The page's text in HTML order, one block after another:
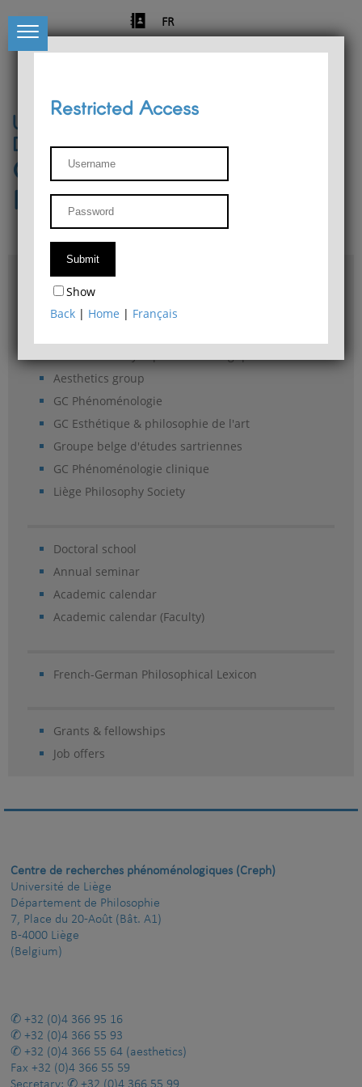
FR
University of Liège
Départment of Philosophy
Center for Phenomenological
Research
Access & maps
Philosophy Department Library
Aesthetics group
GC Phénoménologie
GC Esthétique & philosophie de l'art
Groupe belge d'études sartriennes
GC Phénoménologie clinique
Liège Philosophy Society
Doctoral school
Annual seminar
Academic calendar
Academic calendar (Faculty)
French-German Philosophical Lexicon
Grants & fellowships
Job offers
Restricted Access
Show
Back | Home | Français
Centre de recherches phénoménologiques (Creph)
Université de Liège
Département de Philosophie
7, Place du 20-Août (Bât. A1)
B-4000 Liège
(Belgium)
+32 (0)4 366 95 16
+32 (0)4 366 55 93
+32 (0)4 366 55 64 (aesthetics)
Fax +32 (0)4 366 55 59